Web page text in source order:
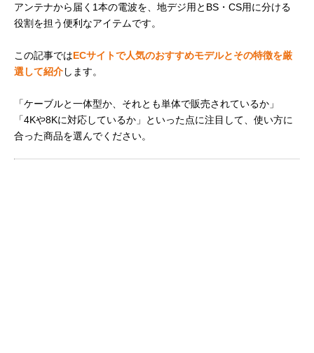
アンテナから届く1本の電波を、地デジ用とBS・CS用に分ける
役割を担う便利なアイテムです。
この記事ではECサイトで人気のおすすめモデルとその特徴を厳
選して紹介します。
「ケーブルと一体型か、それとも単体で販売されているか」
「4Kや8Kに対応しているか」といった点に注目して、使い方に
合った商品を選んでください。